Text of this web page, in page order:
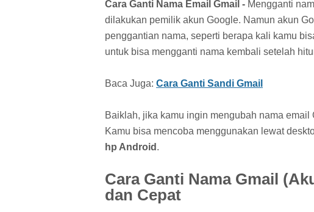
Cara Ganti Nama Email Gmail - Mengganti
dilakukan pemilik akun Google. Namun akun
penggantian nama, seperti berapa kali kamu
untuk bisa mengganti nama kembali setelah
Baca Juga: Cara Ganti Sandi Gmail
Baiklah, jika kamu ingin mengubah nama
Kamu bisa mencoba menggunakan lewat
hp Android .
Cara Ganti Nama Gmail
dan Cepat